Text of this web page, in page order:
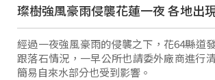
璨樹強風豪雨侵襲花蓮一夜 各地出
經過一夜強風豪雨的侵襲之下，花64縣道
跟落石情況，一早公所也請委外廠商進行
簡易自來水部分也受到影響。